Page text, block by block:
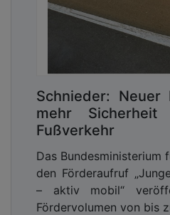
Schnieder: Neuer
mehr
Fußverkehr
Das Bundesministerium
den Förderaufruf
– aktiv mobil“
Fördervolumen von bis